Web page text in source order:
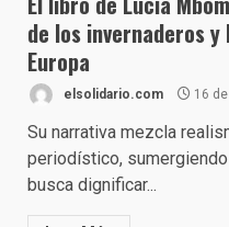
de los invernaderos
Europa
elsolidario.com 16
Su narrativa mezcla
periodístico,
busca dignificar...